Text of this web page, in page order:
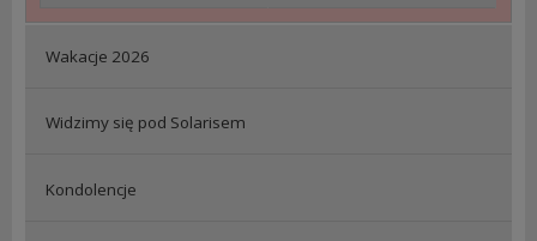
Wakacje 2026
Widzimy się pod Solarisem
Kondolencje